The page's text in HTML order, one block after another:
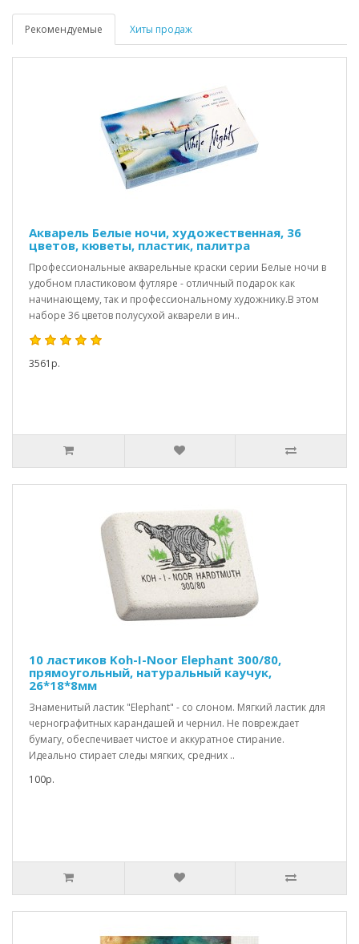
Рекомендуемые Хиты продаж
Акварель Белые ночи, художественная, 36
цветов, кюветы, пластик, палитра
Профессиональные акварельные краски серии Белые ночи в
удобном пластиковом футляре - отличный подарок как
начинающему, так и профессиональному художнику.В этом
наборе 36 цветов полусухой акварели в ин..
3561р.
10 ластиков Koh-I-Noor Elephant 300/80,
прямоугольный, натуральный каучук,
26*18*8мм
Знаменитый ластик "Elephant" - со слоном. Мягкий ластик для
чернографитных карандашей и чернил. Не повреждает
бумагу, обеспечивает чистое и аккуратное стирание.
Идеально стирает следы мягких, средних ..
100р.